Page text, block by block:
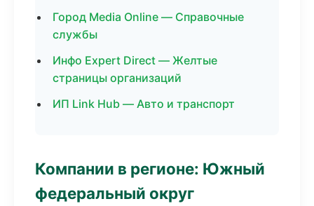
Город Media Online — Справочные
службы
Инфо Expert Direct — Желтые
страницы организаций
ИП Link Hub — Авто и транспорт
Компании в регионе: Южный
федеральный округ